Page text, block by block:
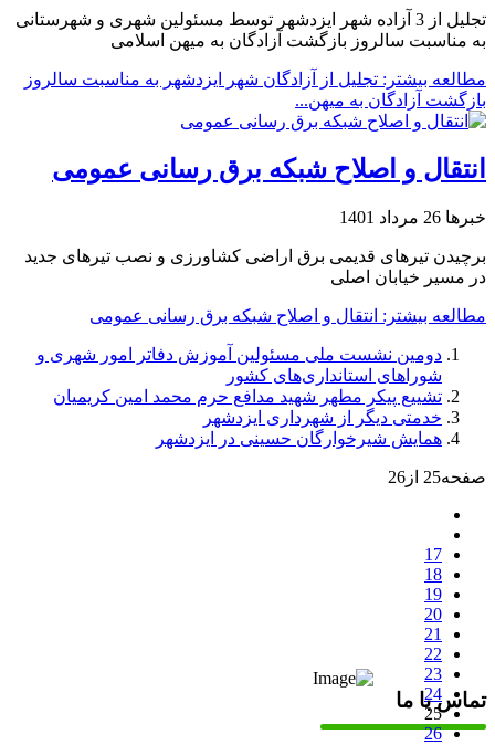
تجلیل از 3 آزاده شهر ایزدشهر توسط مسئولین شهری و شهرستانی
به مناسبت سالروز بازگشت آزادگان به میهن اسلامی
مطالعه بیشتر: تجلیل از آزادگان شهر ایزدشهر به مناسبت سالروز
بازگشت آزادگان به میهن...
انتقال و اصلاح شبکه برق رسانی عمومی
خبرها 26 مرداد 1401
برچیدن تیرهای قدیمی برق اراضی کشاورزی و نصب تیرهای جدید
در مسیر خیابان اصلی
مطالعه بیشتر: انتقال و اصلاح شبکه برق رسانی عمومی
دومین نشست ملی مسئولين آموزش دفاتر امور شهری و
شوراهای استانداری‌های کشور
تشییع پیکر مطهر شهید مدافع حرم محمد امین کریمیان
خدمتی دیگر از شهرداری ایزدشهر
همایش شیرخوارگان حسینی در ایزدشهر
صفحه25 از26
17
18
19
20
21
22
23
24
25
26
تماس با ما